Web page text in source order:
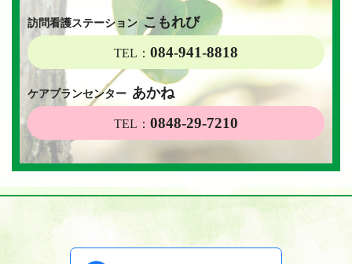
訪問看護ステーション こもれび
TEL： 084-941-8818
ケアプランセンター あかね
TEL： 0848-29-7210